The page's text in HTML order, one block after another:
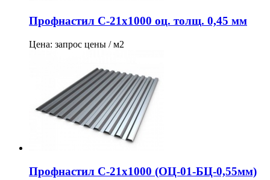
Профнастил С-21х1000 оц. толщ. 0,45 мм
Цена: запрос цены / м2
Профнастил С-21х1000 (ОЦ-01-БЦ-0,55мм)